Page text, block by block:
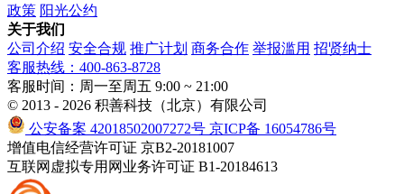
政策 阳光公约
关于我们
公司介绍 安全合规 推广计划 商务合作 举报滥用 招贤纳士
客服热线：400-863-8728
客服时间：周一至周五 9:00 ~ 21:00
© 2013 - 2026 积善科技（北京）有限公司
公安备案 42018502007272号 京ICP备 16054786号
增值电信经营许可证 京B2-20181007
互联网虚拟专用网业务许可证 B1-20184613